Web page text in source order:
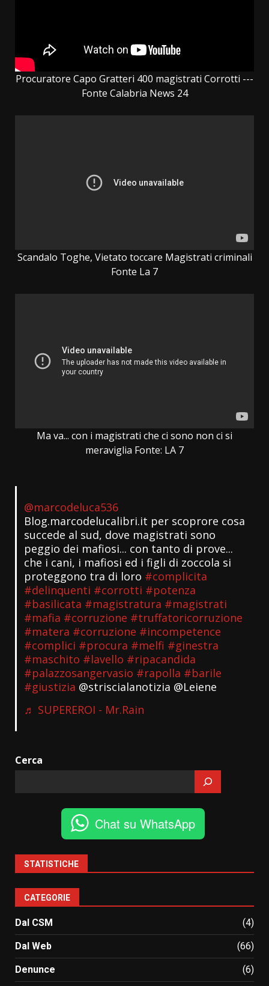
Procuratore Capo Gratteri 400 magistrati Corrotti ---
Fonte Calabria News 24
Scandalo Toghe, Vietato toccare Magistrati criminali
Fonte La 7
Ma va... con i magistrati che ci sono non ci si
meraviglia Fonte: LA 7
@marcodeluca536
Blog.marcodelucalibri.it per scoprore cosa
succede al sud, dove magistrati sono
peggio dei mafiosi... con tanto di prove...
che i cani, i mafiosi ed i figli di zoccola si
proteggono tra di loro #complicita
#delinquenti #corrotti #potenza
#basilicata #magistratura #magistrati
#mafia #corruzione #truffatoricorruzione
#matera #corruzione #incompetence
#complici #procura #melfi #ginestra
#maschito #lavello #ripacandida
#palazzosangervasio #rapolla #barile
#giustizia @striscialanotizia @Leiene
♬ SUPEREROI - Mr.Rain
Cerca
Chat su WhatsApp
STATISTICHE
CATEGORIE
Dal CSM (4)
Dal Web (66)
Denunce (6)